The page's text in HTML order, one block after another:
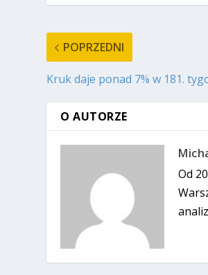
POPRZEDNI
Kruk daje ponad 7% w 181.
O AUTORZE
Od